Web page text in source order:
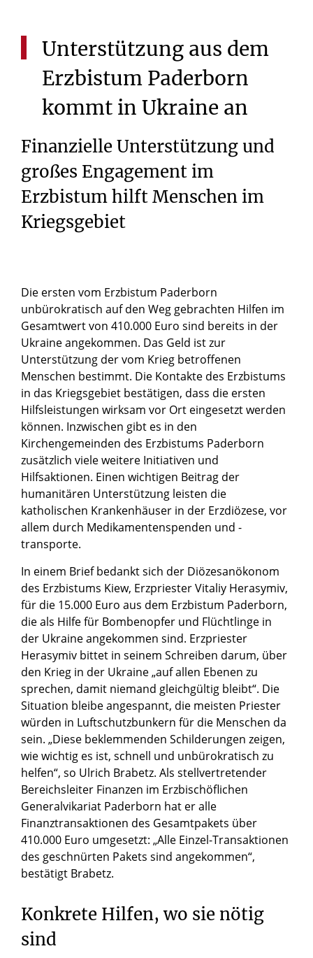
Unterstützung aus dem
Erzbistum Paderborn
kommt in Ukraine an
Finanzielle Unterstützung und
großes Engagement im
Erzbistum hilft Menschen im
Kriegsgebiet
Die ersten vom Erzbistum Paderborn
unbürokratisch auf den Weg gebrachten Hilfen im
Gesamtwert von 410.000 Euro sind bereits in der
Ukraine angekommen. Das Geld ist zur
Unterstützung der vom Krieg betroffenen
Menschen bestimmt. Die Kontakte des Erzbistums
in das Kriegsgebiet bestätigen, dass die ersten
Hilfsleistungen wirksam vor Ort eingesetzt werden
können. Inzwischen gibt es in den
Kirchengemeinden des Erzbistums Paderborn
zusätzlich viele weitere Initiativen und
Hilfsaktionen. Einen wichtigen Beitrag der
humanitären Unterstützung leisten die
katholischen Krankenhäuser in der Erzdiözese, vor
allem durch Medikamentenspenden und -
transporte.
In einem Brief bedankt sich der Diözesanökonom
des Erzbistums Kiew, Erzpriester Vitaliy Herasymiv,
für die 15.000 Euro aus dem Erzbistum Paderborn,
die als Hilfe für Bombenopfer und Flüchtlinge in
der Ukraine angekommen sind. Erzpriester
Herasymiv bittet in seinem Schreiben darum, über
den Krieg in der Ukraine „auf allen Ebenen zu
sprechen, damit niemand gleichgültig bleibt“. Die
Situation bleibe angespannt, die meisten Priester
würden in Luftschutzbunkern für die Menschen da
sein. „Diese beklemmenden Schilderungen zeigen,
wie wichtig es ist, schnell und unbürokratisch zu
helfen“, so Ulrich Brabetz. Als stellvertretender
Bereichsleiter Finanzen im Erzbischöflichen
Generalvikariat Paderborn hat er alle
Finanztransaktionen des Gesamtpakets über
410.000 Euro umgesetzt: „Alle Einzel-Transaktionen
des geschnürten Pakets sind angekommen“,
bestätigt Brabetz.
Konkrete Hilfen, wo sie nötig
sind